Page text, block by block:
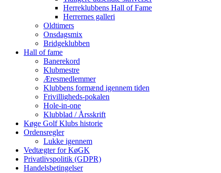
Herreklubbens Hall of Fame
Herrernes galleri
Oldtimers
Onsdagsmix
Bridgeklubben
Hall of fame
Banerekord
Klubmestre
Æresmedlemmer
Klubbens formænd igennem tiden
Frivilligheds-pokalen
Hole-in-one
Klubblad / Årsskrift
Køge Golf Klubs historie
Ordensregler
Lukke igennem
Vedtægter for KøGK
Privatlivspolitik (GDPR)
Handelsbetingelser